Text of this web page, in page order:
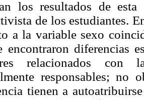
los resultados de
de los estudiantes.
a la variable sexo
encontraron diferencias
relacionados con
responsables; no
tienen a